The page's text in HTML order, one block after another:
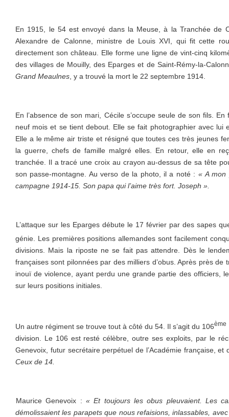
En 1915, le 54 est envoyé dans la Meuse, à la Tranchée de
Alexandre de Calonne, ministre de Louis XVI, qui fit cette
directement son château. Elle forme une ligne de vint-cinq
des villages de Mouilly, des Eparges et de Saint-Rémy-la-
Grand Meaulnes, y a trouvé la mort le 22 septembre 1914.
En l’absence de son mari, Cécile s’occupe seule de son fils.
neuf mois et se tient debout. Elle se fait photographier avec lui
Elle a le même air triste et résigné que toutes ces très jeunes
la guerre, chefs de famille malgré elles. En retour, elle en
tranchée. Il a tracé une croix au crayon au-dessus de sa tête
son passe-montagne. Au verso de la photo, il a noté : « A mon
campagne 1914-15. Son papa qui l’aime très fort. Joseph ».
L’attaque sur les Eparges débute le 17 février par des sapes
génie. Les premières positions allemandes sont facilement
divisions. Mais la riposte ne se fait pas attendre. Dès le
françaises sont pilonnées par des milliers d’obus. Après près de
inouï de violence, ayant perdu une grande partie des officiers,
sur leurs positions initiales.
Un autre régiment se trouve tout à côté du 54. Il s’agit du 106ème
division. Le 106 est resté célèbre, outre ses exploits, par le
Genevoix, futur secrétaire perpétuel de l’Académie française,
Ceux de 14.
Maurice Genevoix : « Et toujours les obus pleuvaient. Les
démolissaient les parapets que nous refaisions, inlassables,